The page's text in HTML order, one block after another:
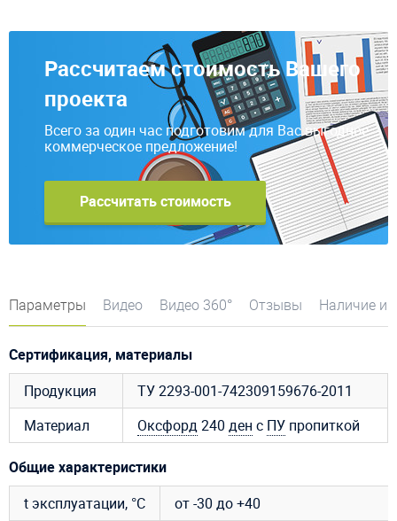
Рассчитаем стоимость Вашего
проекта
Всего за один час подготовим для Вас выгодное
коммерческое предложение!
Рассчитать стоимость
Параметры Видео Видео 360° Отзывы Наличие и
Сертификация, материалы
Продукция
ТУ 2293-001-742309159676-2011
Материал
Оксфорд240 ден с ПУ пропиткой
Общие характеристики
t эксплуатации, °C
от -30 до +40